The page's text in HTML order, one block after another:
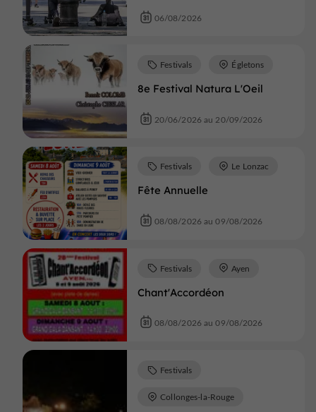
06/08/2026
8e Festival Natura L'Oeil
Festivals Égletons
20/06/2026 au 20/09/2026
Fête Annuelle
Festivals Le Lonzac
08/08/2026 au 09/08/2026
Chant'Accordéon
Festivals Ayen
08/08/2026 au 09/08/2026
Festivals
Collonges-la-Rouge